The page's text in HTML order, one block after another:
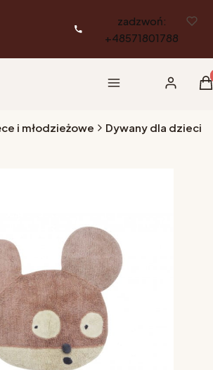
zadzwoń:
+48571801788
Menu Zaloguj się
i młodzieżowe Dywany dla dzieci